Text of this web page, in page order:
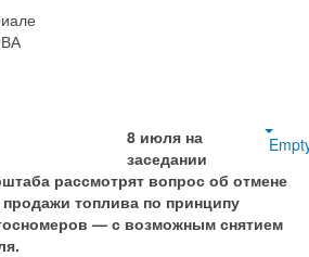
8 июля на
заседании
рассмотрят вопрос об отмене
топлива по принципу
— с возможным снятием